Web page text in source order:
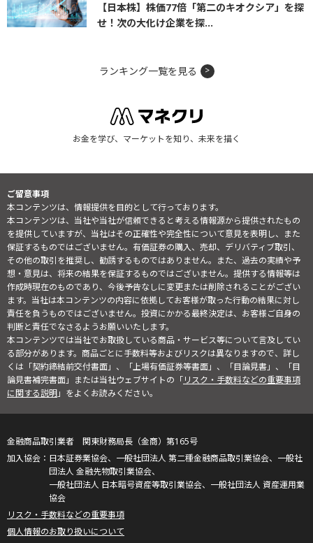
【日本株】株価77倍「第二のキオクシア」を探
せ！次の大化け企業を探...
ランキング一覧を見る
お金を学び、マーケットを知り、未来を描く
ご留意事項
本コンテンツは、情報提供を目的として行っております。
本コンテンツは、当社や当社が信頼できると考える情報源から提供されたもの
を提供していますが、当社はその正確性や完全性について意見を表明し、また
保証するものではございません。有価証券の購入、売却、デリバティブ取引、
その他の取引を推奨し、勧誘するものではありません。また、過去の実績や予
想・意見は、将来の結果を保証するものではございません。提供する情報等は
作成時現在のものであり、今後予告なしに変更または削除されることがござい
ます。当社は本コンテンツの内容に依拠してお客様が取った行動の結果に対し
責任を負うものではございません。投資にかかる最終決定は、お客様ご自身の
判断と責任でなさるようお願いいたします。
本コンテンツでは当社でお取扱している商品・サービス等について言及してい
る部分があります。商品ごとに手数料等およびリスクは異なりますので、詳し
くは「契約締結前交付書面」、「上場有価証券等書面」、「目論見書」、「目
論見書補完書面」または当社ウェブサイトの「リスク・手数料などの重要事項
に関する説明」をよくお読みください。
金融商品取引業者 関東財務局長（金商）第165号
日本証券業協会、一般社団法人 第二種金融商品取引業協会、一般社
団法人 金融先物取引業協会、
一般社団法人 日本暗号資産等取引業協会、一般社団法人 資産運用業
協会
リスク・手数料などの重要事項
個人情報のお取り扱いについて